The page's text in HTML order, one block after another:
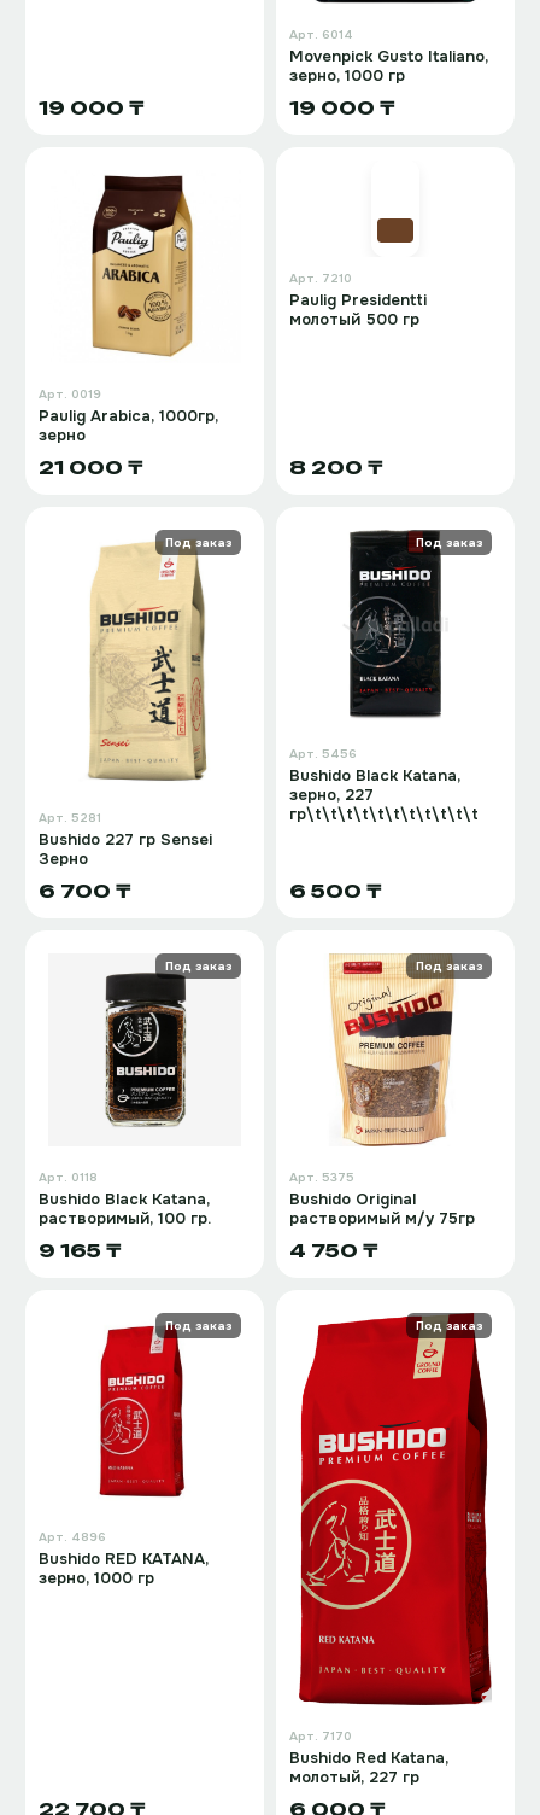
19 000 ₸
Арт. 6014
Movenpick Gusto Italiano,
зерно, 1000 гр
19 000 ₸
Арт. 0019
Paulig Arabica, 1000гр,
зерно
21 000 ₸
Арт. 7210
Paulig Presidentti
молотый 500 гр
8 200 ₸
Под заказ
Арт. 5281
Bushido 227 гр Sensei
Зерно
6 700 ₸
Под заказ
Арт. 5456
Bushido Black Katana,
зерно, 227
гр\t\t\t\t\t\t\t\t\t\t\t
6 500 ₸
Под заказ
Арт. 0118
Bushido Black Katana,
растворимый, 100 гр.
9 165 ₸
Под заказ
Арт. 5375
Bushido Original
растворимый м/у 75гр
4 750 ₸
Под заказ
Арт. 4896
Bushido RED KATANA,
зерно, 1000 гр
22 700 ₸
Под заказ
Арт. 7170
Bushido Red Katana,
молотый, 227 гр
6 000 ₸